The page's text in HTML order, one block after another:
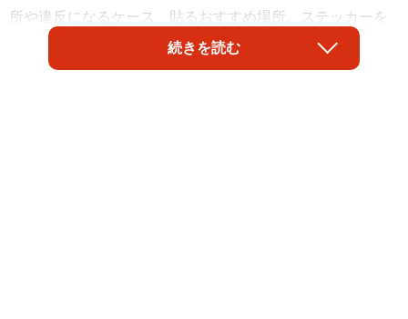
所や違反になるケース、貼るおすすめ場所、ステッカーを
貼るメリット/デメリット、種類などについて解説します。
続きを読む